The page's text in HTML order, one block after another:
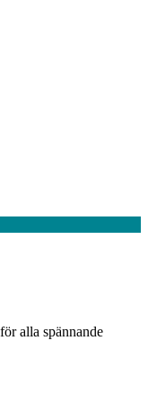
alla spännande